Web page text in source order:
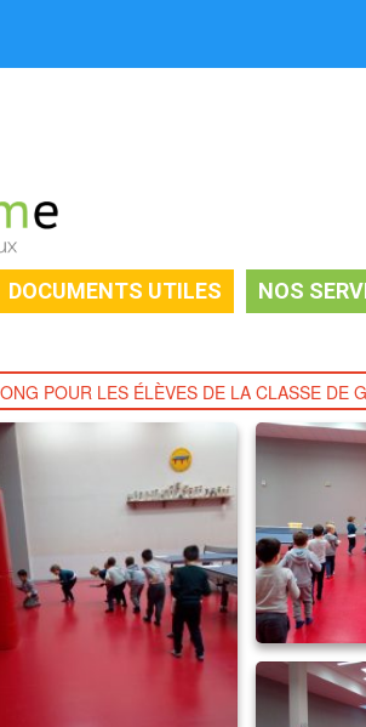
DOCUMENTS UTILES NOS
LES ÉLÈVES DE LA
POUR LES ÉLÈVES DE LA CLASSE DE